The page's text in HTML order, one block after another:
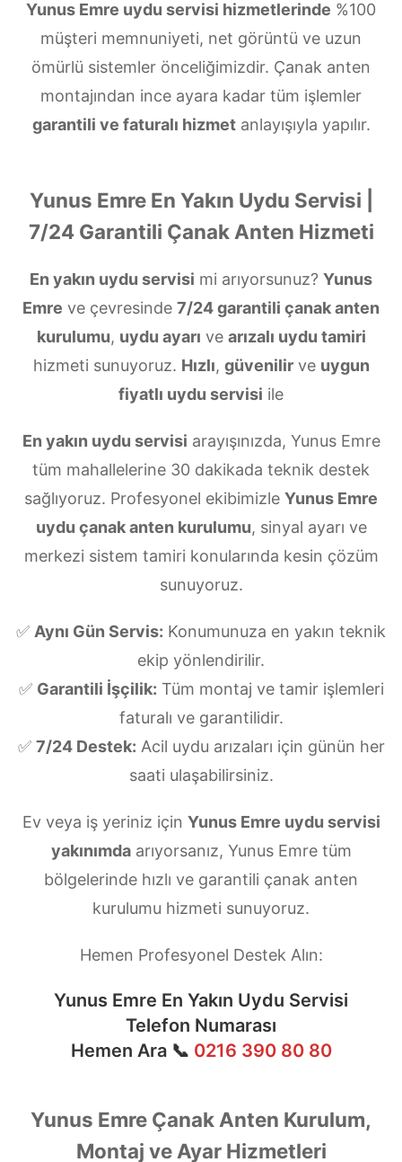
Yunus Emre uydu servisi hizmetlerinde %100
müşteri memnuniyeti, net görüntü ve uzun
ömürlü sistemler önceliğimizdir. Çanak anten
montajından ince ayara kadar tüm işlemler
garantili ve faturalı hizmetanlayışıyla yapılır.
Yunus Emre En Yakın Uydu Servisi |
7/24 Garantili Çanak Anten Hizmeti
En yakın uydu servisi mi arıyorsunuz? Yunus
Emre ve çevresinde 7/24 garantili çanak anten
kurulumu, uydu ayarı ve arızalı uydu tamiri
hizmeti sunuyoruz. Hızlı, güvenilirve uygun
fiyatlı uydu servisi ile
En yakın uydu servisi arayışınızda, Yunus Emre
tüm mahallelerine 30 dakikada teknik destek
sağlıyoruz. Profesyonel ekibimizle Yunus Emre
uydu çanak anten kurulumu, sinyal ayarı ve
merkezi sistem tamiri konularında kesin çözüm
sunuyoruz.
✅ Aynı Gün Servis: Konumunuza en yakın teknik
ekip yönlendirilir.
✅ Garantili İşçilik: Tüm montaj ve tamir işlemleri
faturalı ve garantilidir.
✅ 7/24 Destek: Acil uydu arızaları için günün her
saati ulaşabilirsiniz.
Ev veya iş yeriniz için Yunus Emre uydu servisi
yakınımdaarıyorsanız, Yunus Emre tüm
bölgelerinde hızlı ve garantili çanak anten
kurulumu hizmeti sunuyoruz.
Hemen Profesyonel Destek Alın:
Yunus Emre En Yakın Uydu Servisi
Telefon Numarası
Hemen Ara 📞 0216 390 80 80
Yunus Emre Çanak Anten Kurulum,
Montaj ve Ayar Hizmetleri